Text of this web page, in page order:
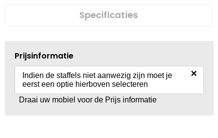
Specificaties
Prijsinformatie
Indien de staffels niet aanwezig zijn moet je
eerst een optie hierboven selecteren
×
Draai uw mobiel voor de Prijs informatie